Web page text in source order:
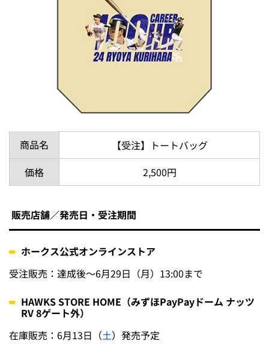
商品名
【受注】トートバッグ
価格
2,500円
販売店舗／発売日・受注期間
ホークス公式オンラインストア
受注販売：達成後～6月29日（月）13:00まで
HAWKS STORE HOME（みずほPayPayドーム ナッツ
RV 8ゲート外）
在庫販売：6月13日（土）発売予定